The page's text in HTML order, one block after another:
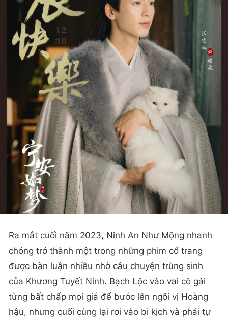
Ra mắt cuối năm 2023, Ninh An Như Mộng nhanh
chóng trở thành một trong những phim cổ trang
được bàn luận nhiều nhờ câu chuyện trùng sinh
của Khương Tuyết Ninh. Bạch Lộc vào vai cô gái
từng bất chấp mọi giá để bước lên ngôi vị Hoàng
hậu, nhưng cuối cùng lại rơi vào bi kịch và phải tự